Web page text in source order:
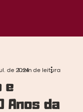
e
Anos da
de 20241 min de leitura